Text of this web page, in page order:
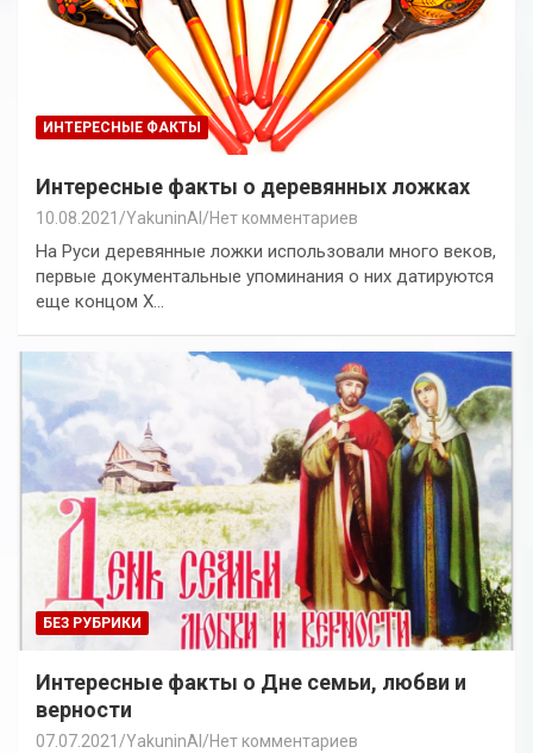
ИНТЕРЕСНЫЕ ФАКТЫ
Интересные факты о деревянных ложках
10.08.2021 YakuninAI Нет комментариев
На Руси деревянные ложки использовали много веков,
первые документальные упоминания о них датируются
еще концом Х…
БЕЗ РУБРИКИ
Интересные факты о Дне семьи, любви и
верности
07.07.2021 YakuninAI Нет комментариев